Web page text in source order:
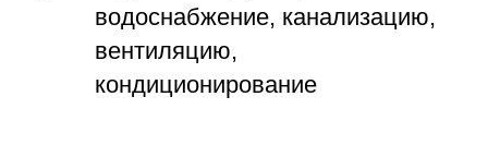
водоснабжение, канализацию,
вентиляцию,
кондиционирование